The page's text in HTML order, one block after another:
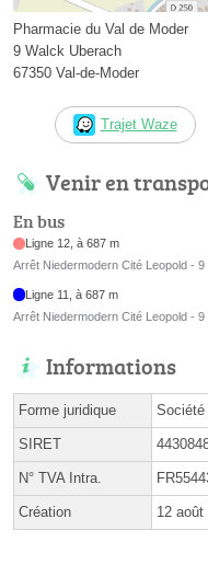
Pharmacie du Val de Moder
9 Walck Uberach
67350 Val-de-Moder
Trajet Waze
Venir en
En bus
Ligne 12, à 687 m
Arrêt Niedermodern Cité Leopold -
Ligne 11, à 687 m
Arrêt Niedermodern Cité Leopold -
Informations
Forme juridique
SIRET
N° TVA Intra.
Création 12 août